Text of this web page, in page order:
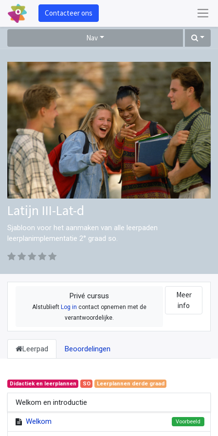
Contacteer ons
Nav
Latijn III-Lat-d
Sjabloon voor het aanmaken van alle leerpaden
leerplanimplementatie 2° graad so.
Privé cursus
AlstublieftLog in contact opnemen met de
verantwoordelijke.
Meer
info
Leerpad Beoordelingen
Didactiek en leerplannen SO Leerplannen derde graad
Welkom en introductie
Welkom Voorbeeld